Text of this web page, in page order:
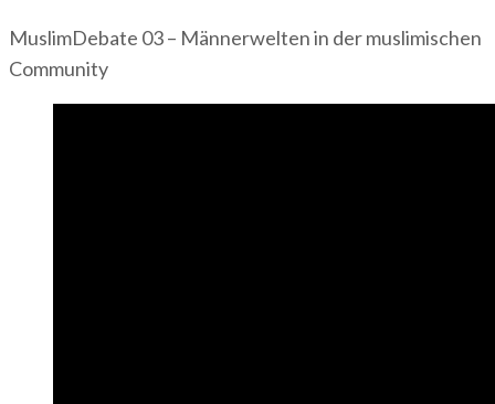
MuslimDebate 03 – Männerwelten in der muslimischen
Community